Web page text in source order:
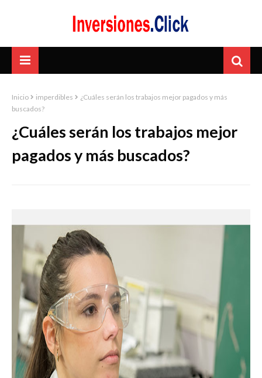
Inicio imperdibles
¿Cuáles serán los trabajos mejor pagados y más
buscados?
¿Cuáles serán los trabajos mejor
pagados y más buscados?